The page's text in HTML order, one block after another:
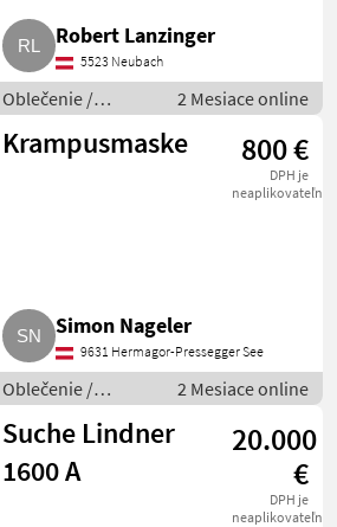
Robert Lanzinger
5523 Neubach
Oblečenie /
Ostatné oblečenie
2 Mesiace online
Krampusmaske 800 €
DPH je
neaplikovateľné
Simon Nageler
9631 Hermagor-Pressegger See
Oblečenie /
Ostatné oblečenie
2 Mesiace online
Suche Lindner
1600 A
20.000
€
DPH je
neaplikovateľné